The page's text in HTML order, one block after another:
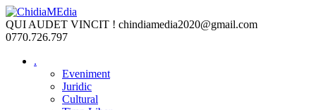
Skip
to
content
QUI AUDET VINCIT ! chindiamedia2020@gmail.com
0770.726.797
.
Eveniment
Juridic
Cultural